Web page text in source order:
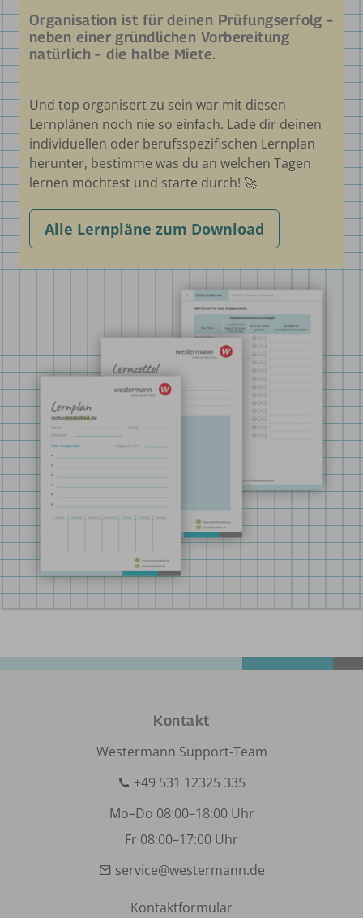
Organisation ist für deinen Prüfungserfolg –
neben einer gründlichen Vorbereitung
natürlich – die halbe Miete.
Und top organisert zu sein war mit diesen
Lernplänen noch nie so einfach. Lade dir deinen
individuellen oder berufsspezifischen Lernplan
herunter, bestimme was du an welchen Tagen
lernen möchtest und starte durch! 🚀
Alle Lernpläne zum Download
Kontakt
Westermann Support-Team
+49 531 12325 335
Mo–Do 08:00–18:00 Uhr
Fr 08:00–17:00 Uhr
service@westermann.de
Kontaktformular